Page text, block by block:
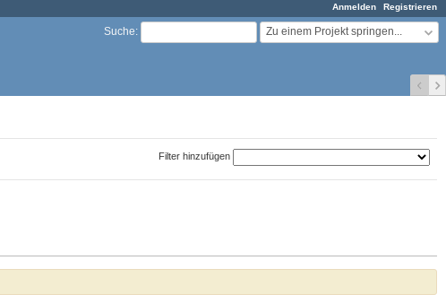
Anmelden Registrieren
Suche: Zu einem Projekt springen...
Filter hinzufügen